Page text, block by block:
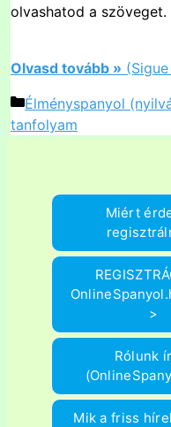
olvashatod a
Olvasd tovább »
Kategória
Élményspanyol
tanfolyam
Miért
>
Rólunk
Mik a friss